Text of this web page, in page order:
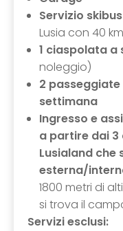
Servizio
Lusia con 40
1 ciaspolata a
noleggio)
2
settimana
Ingresso e
a partire dai 3
Lusialand che
esterna/
1800 metri di
si trova il
Servizi esclusi: